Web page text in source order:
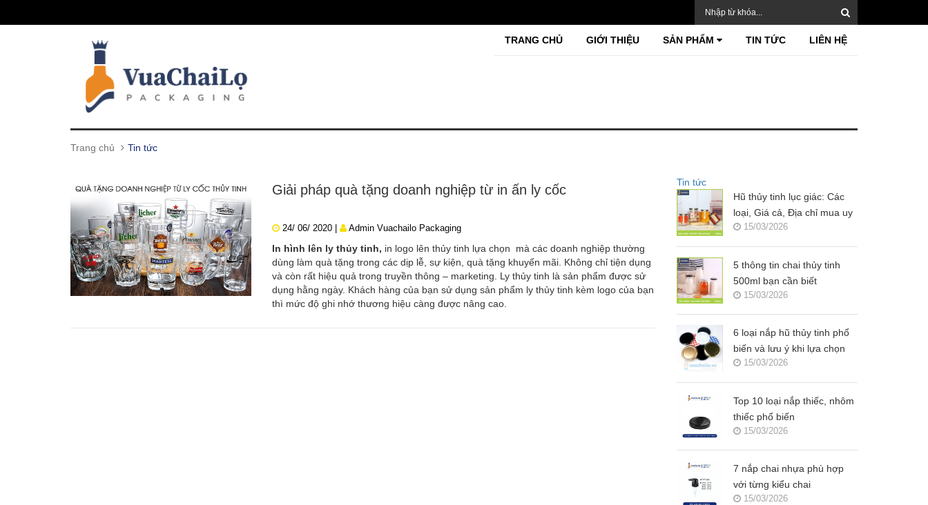
TRANG CHỦ GIỚI THIỆU SẢN PHẨM TIN TỨC LIÊN HỆ
Trang chủ Tin tức
Giải pháp quà tặng doanh nghiệp từ in ấn ly cốc
24/ 06/ 2020 | Admin Vuachailo Packaging
In hình lên ly thủy tinh, in logo lên thủy tinh lựa chọn mà các doanh nghiệp thường
dùng làm quà tặng trong các dịp lễ, sự kiện, quà tặng khuyến mãi. Không chỉ tiện dụng
và còn rất hiệu quả trong truyền thông – marketing. Ly thủy tinh là sản phẩm được sử
dụng hằng ngày. Khách hàng của bạn sử dụng sản phẩm ly thủy tinh kèm logo của bạn
thì mức độ ghi nhớ thương hiệu càng được nâng cao.
Tin tức
Hũ thủy tinh lục giác: Các
loại, Giá cả, Địa chỉ mua uy
tín?15/03/2026
5 thông tin chai thủy tinh
500ml bạn cần biết
15/03/2026
6 loại nắp hũ thủy tinh phổ
biến và lưu ý khi lựa chọn
15/03/2026
Top 10 loại nắp thiếc, nhôm
thiếc phổ biến
15/03/2026
7 nắp chai nhựa phù hợp
với từng kiểu chai
15/03/2026